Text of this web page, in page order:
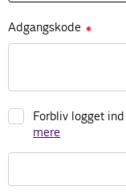
Adgangskode ✱
Forbliv logget ind
mere